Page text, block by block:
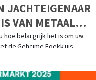
JACHTEIGENAAR
VAN METAAL
hoe belangrijk het is om uw
de Geheime Boekkluis